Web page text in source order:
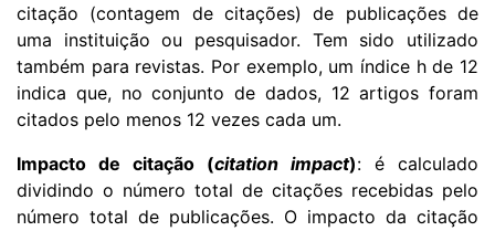
citação (contagem de citações) de publicações de
uma instituição ou pesquisador. Tem sido utilizado
também para revistas. Por exemplo, um índice h de 12
indica que, no conjunto de dados, 12 artigos foram
citados pelo menos 12 vezes cada um.
Impacto de citação (citation impact): é calculado
dividindo o número total de citações recebidas pelo
número total de publicações. O impacto da citação